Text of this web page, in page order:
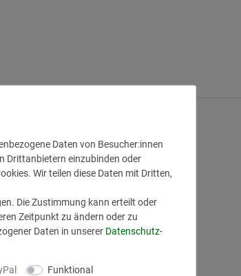
Daten von Besucher:innen
Drittanbietern einzubinden oder
Wir teilen diese Daten mit Dritten,
Die Zustimmung kann erteilt oder
Zeitpunkt zu ändern oder zu
Daten in unserer Daten­schutz­
Funktional